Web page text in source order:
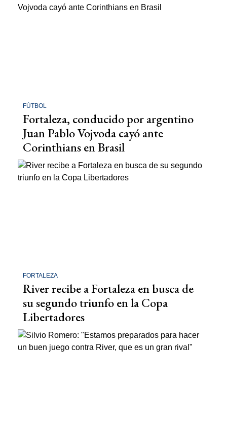
FÚTBOL
Fortaleza, conducido por argentino
Juan Pablo Vojvoda cayó ante
Corinthians en Brasil
FORTALEZA
River recibe a Fortaleza en busca de
su segundo triunfo en la Copa
Libertadores